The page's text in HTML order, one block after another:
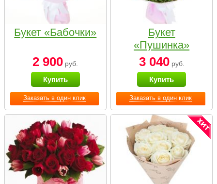
Заказать в один клик
Букет «Бабочки»
2 900 руб.
Купить
Заказать в один клик
Букет
«Пушинка»
3 040руб.
Купить